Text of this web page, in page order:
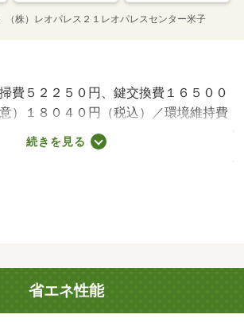
（株）レオパレス２１レオパレスセンター米子
費５２２５０円、鍵交換費１６５００
）１８０４０円（税込）／環境維持費
手数料１６５００円／２年（税込）／
証料：５３９９０円（契約内容により
個人契約限定／バストイレ別／エアコ
ン／室内洗濯置／シューズボックス／
その他）まで７５０ｍ／ダイソー鳥取
で２３００ｍ／ドン・キホーテ（その
／エスマート緑町店（スーパー）まで
続きを見る
省エネ性能